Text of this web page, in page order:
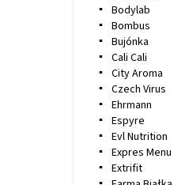
Bodylab
Bombus
Bujónka
Cali Cali
City Aroma
Czech Virus
Ehrmann
Espyre
Evl Nutrition
Expres Menu
Extrifit